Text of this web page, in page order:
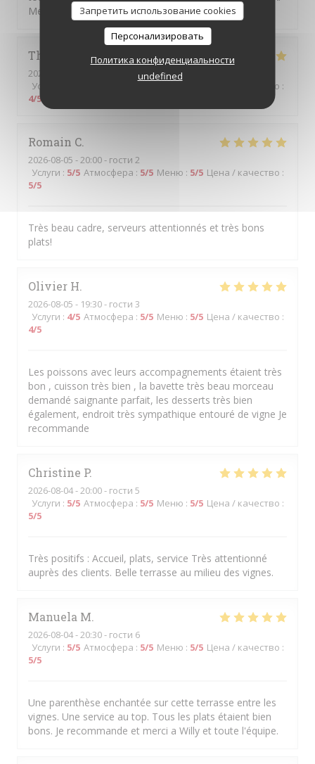
Запретить использование cookies
Персонализировать
Политика конфиденциальности
undefined
Mention spéciale pour le churros 😊.
Thierry
2026-08-06
- 12:30 - гости 2
Услуги
Цена / качество :
4/5
Romain C
2026-08-05 - 20:00 - гости 2
Услуги : 5/5 Атмосфера : 5/5 Меню : 5/5 Цена / качество :
5/5
Très beau cadre, serveurs attentionnés et très bons
plats!
Olivier H
2026-08-05 - 19:30 - гости 3
Услуги : 4/5 Атмосфера : 5/5 Меню : 5/5 Цена / качество :
4/5
Les poissons avec leurs accompagnements étaient très
bon , cuisson très bien , la bavette très beau morceau
demandé saignante parfait, les desserts très bien
également, endroit très sympathique entouré de vigne Je
recommande
Christine P
2026-08-04- 20:00 - гости 5
Услуги : 5/5 Атмосфера : 5/5 Меню : 5/5 Цена / качество :
5/5
Très positifs : Accueil, plats, service Très attentionné
auprès des clients. Belle terrasse au milieu des vignes.
Manuela M
2026-08-04- 20:30 - гости 6
Услуги : 5/5 Атмосфера : 5/5 Меню : 5/5 Цена / качество :
5/5
Une parenthèse enchantée sur cette terrasse entre les
vignes. Une service au top. Tous les plats étaient bien
bons. Je recommande et merci a Willy et toute l'équipe.